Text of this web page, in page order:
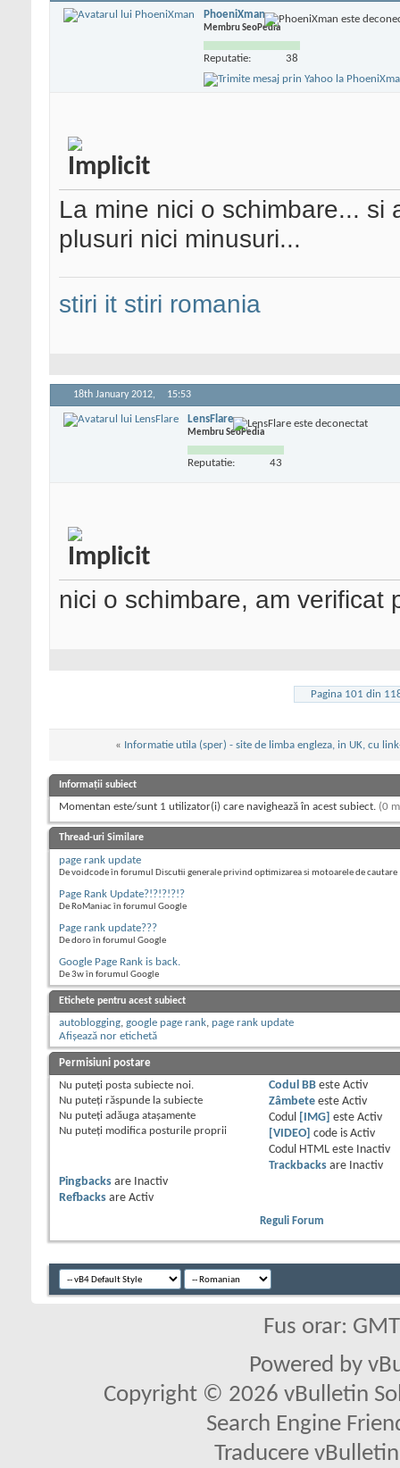
PhoeniXman
Membru SeoPedia
Reputatie: 38
La mine nici o schimbare... si
plusuri nici minusuri...
stiri it stiri romania
18th January 2012, 15:53
LensFlare
Membru SeoPedia
Reputatie: 43
nici o schimbare, am verificat
Pagina 101 din
« Informatie utila (sper) - site de limba engleza, in UK, cu
Informații subiect
Momentan este/sunt 1 utilizator(i) care navighează în acest subiect. (0
Thread-uri Similare
page rank update
De voidcode în forumul Discutii generale privind optimizarea si motoarele de cautare
Page Rank Update?!?!?!?!?
De RoManiac în forumul Google
Page rank update???
De doro în forumul Google
Google Page Rank is back.
De 3w în forumul Google
Etichete pentru acest subiect
autoblogging, google page rank, page rank update
Afișează nor etichetă
Permisiuni postare
Nu puteţi posta subiecte noi.
Nu puteţi răspunde la subiecte
Nu puteţi adăuga ataşamente
Nu puteţi modifica posturile proprii
Codul BBeste Activ
Zâmbeteeste Activ
Codul
[IMG] este Activ
[VIDEO] code is Activ
Codul HTML este
Inactiv
Trackbacksare
Inactiv
Pingbacks are
Inactiv
Refbacks are Activ
Reguli Forum
Fus orar:
Powered by
Copyright © 2026 vBulletin
Search Engine
Traducere